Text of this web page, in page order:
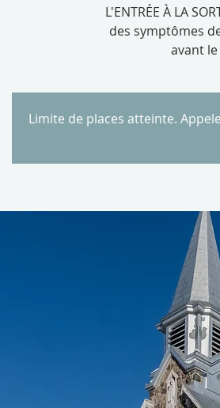
L'ENTRÉE À LA
des symptômes
avant
Limite de places atteinte.